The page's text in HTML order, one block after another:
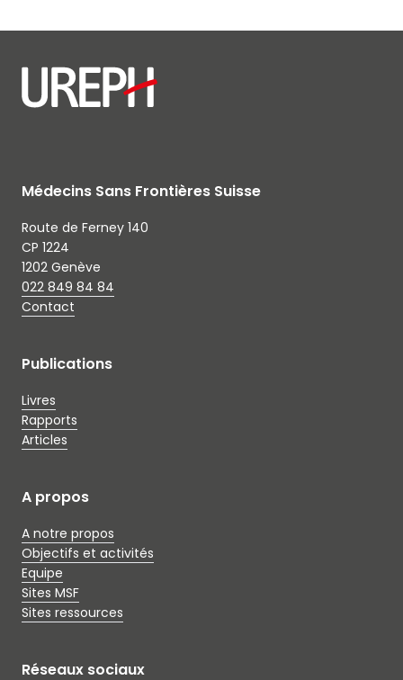
Médecins Sans Frontières Suisse
Route de Ferney 140
CP 1224
1202 Genève
022 849 84 84
Contact
Publications
Livres
Rapports
Articles
A propos
A notre propos
Objectifs et activités
Equipe
Sites MSF
Sites ressources
Réseaux sociaux